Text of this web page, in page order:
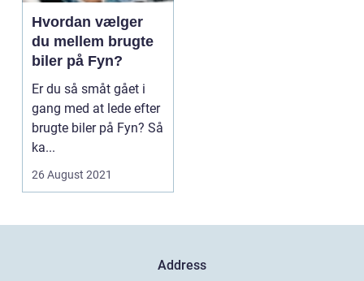
Hvordan vælger
du mellem brugte
biler på Fyn?
Er du så småt gået i
gang med at lede efter
brugte biler på Fyn? Så
ka...
26 August 2021
Address